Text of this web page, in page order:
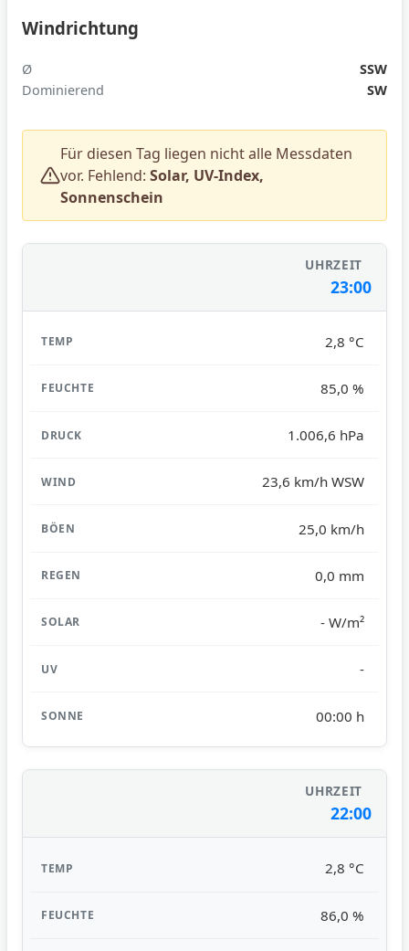
Windrichtung
Ø
SSW
Dominierend
SW
Für diesen Tag liegen nicht alle Messdaten
vor. Fehlend:Solar, UV-Index,
Sonnenschein
23:00
2,8 °C
85,0 %
1.006,6 hPa
23,6 km/h WSW
25,0 km/h
0,0 mm
- W/m²
-
00:00 h
22:00
2,8 °C
86,0 %